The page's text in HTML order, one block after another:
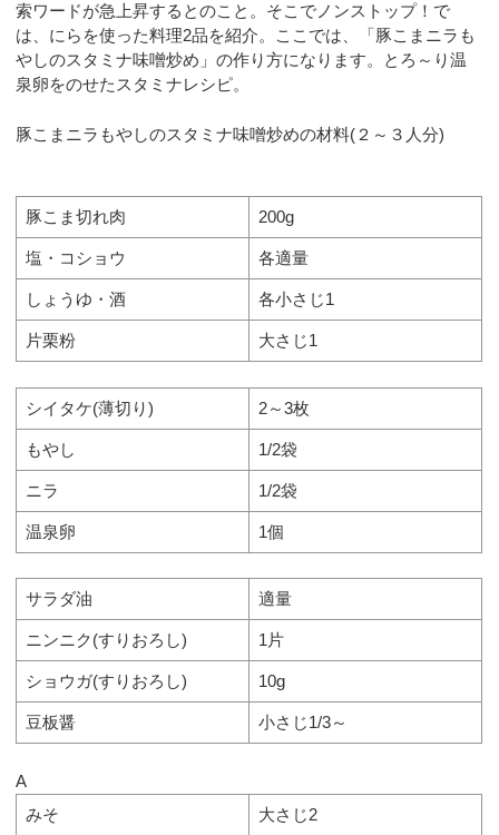
索ワードが急上昇するとのこと。そこでノンストップ！で
は、にらを使った料理2品を紹介。ここでは、「豚こまニラも
やしのスタミナ味噌炒め」の作り方になります。とろ～り温
泉卵をのせたスタミナレシピ。
豚こまニラもやしのスタミナ味噌炒めの材料(２～３人分)
豚こま切れ肉 200g
塩・コショウ 各適量
しょうゆ・酒 各小さじ1
片栗粉 大さじ1
シイタケ(薄切り) 2～3枚
もやし 1/2袋
ニラ 1/2袋
温泉卵 1個
サラダ油 適量
ニンニク(すりおろし) 1片
ショウガ(すりおろし) 10g
豆板醤 小さじ1/3～
A
みそ
大さじ2